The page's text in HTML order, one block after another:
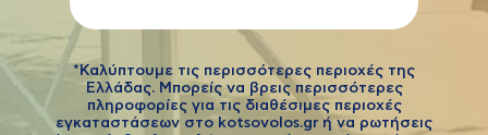
*Καλύπτουμε τις περισσότερες περιοχές της
Ελλάδας. Μπορείς να βρεις περισσότερες
πληροφορίες για τις διαθέσιμες περιοχές
εγκαταστάσεων στο kotsovolos.gr ή να ρωτήσεις